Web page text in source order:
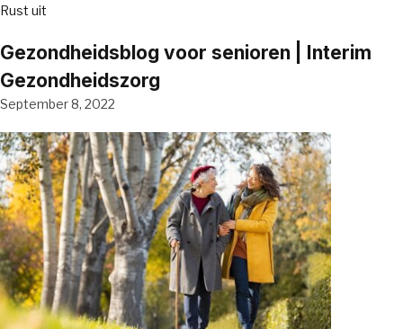
Rust uit
Gezondheidsblog voor senioren | Interim
Gezondheidszorg
September 8, 2022